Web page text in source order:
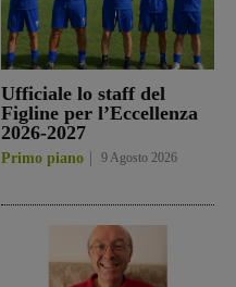
Ufficiale lo staff del
Figline per l’Eccellenza
2026-2027
Primo piano 9 Agosto 2026